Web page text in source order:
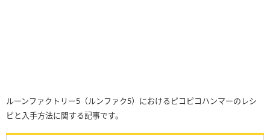
ルーンファクトリー5（ルンファク5）におけるピコピコハンマーのレシ
ピと入手方法に関する記事です。